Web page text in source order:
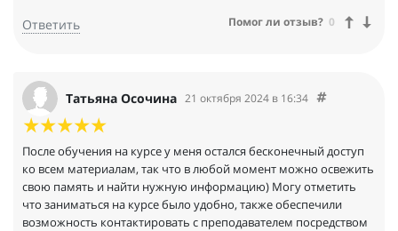
Ответить Помог ли отзыв? 0
Татьяна Осочина 21 октября 2024 в 16:34
После обучения на курсе у меня остался бесконечный доступ
ко всем материалам, так что в любой момент можно освежить
свою память и найти нужную информацию) Могу отметить
что заниматься на курсе было удобно, также обеспечили
возможность контактировать с преподавателем посредством